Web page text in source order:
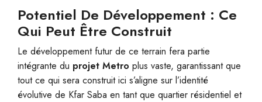
Potentiel De Développement : Ce
Qui Peut Être Construit
Le développement futur de ce terrain fera partie
intégrante du projet Metro plus vaste, garantissant que
tout ce qui sera construit ici s’aligne sur l’identité
évolutive de Kfar Saba en tant que quartier résidentiel et